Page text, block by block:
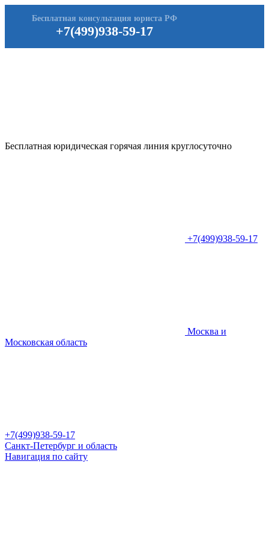
+7(499)938-59-17
Бесплатная консультация юриста РФ
Бесплатная юридическая горячая линия круглосуточно
+7(499)938-59-17
Москва и
Московская область
+7(499)938-59-17
Санкт-Петербург и область
Навигация по сайту